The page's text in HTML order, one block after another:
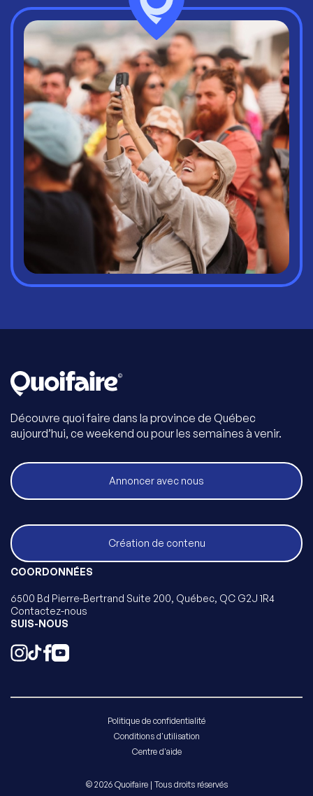
Découvre quoi faire dans la province de Québec
aujourd’hui, ce weekend ou pour les semaines à venir.
Annoncer avec nous
Création de contenu
COORDONNÉES
6500 Bd Pierre-Bertrand Suite 200, Québec, QC G2J 1R4
Contactez-nous
SUIS-NOUS
Politique de confidentialité
Conditions d'utilisation
Centre d'aide
© 2026 Quoifaire | Tous droits réservés